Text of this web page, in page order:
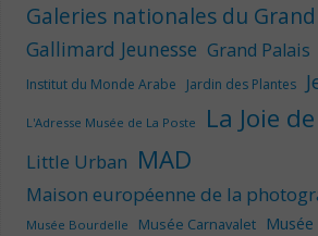
Galeries nationales du
Gallimard Jeunesse Grand Palais
Institut du Monde Arabe Jardin des Plantes
L'Adresse Musée de La Poste La Joie
Little Urban MAD
Maison européenne de la
Musée Bourdelle
Musée Carnavalet